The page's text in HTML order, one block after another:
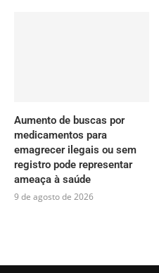
Aumento de buscas por
medicamentos para
emagrecer ilegais ou sem
registro pode representar
ameaça à saúde
9 de agosto de 2026